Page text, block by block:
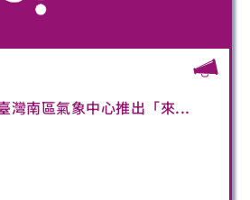
灣南區氣象中心推出「來...